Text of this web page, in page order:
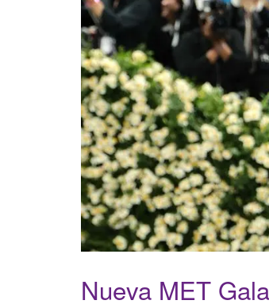
Nueva MET